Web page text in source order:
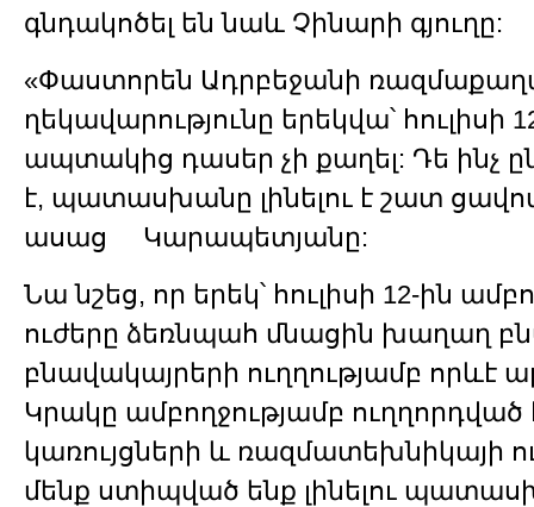
գնդակոծել են նաև Չինարի գյուղը:
«Փաստորեն Ադրբեջանի
ղեկավարությունը երեկվա՝ հուլիսի
ապտակից դասեր չի քաղել: Դե ինչ
է, պատասխանը լինելու է շատ
ասաց
Կարապետյանը:
Նա նշեց, որ երեկ՝ հուլիսի 12-ին
ուժերը ձեռնպահ մնացին խաղաղ
բնավակայրերի ուղղությամբ որևէ
Կրակը ամբողջությամբ ուղղորդված
կառույցների և ռազմատեխնիկայի
մենք ստիպված ենք լինելու